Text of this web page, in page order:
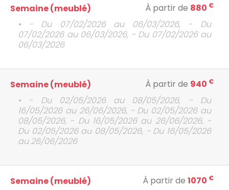
Semaine (meublé) À partir de 880 €
• - Du 07/02/2026 au 06/03/2026, - Du
07/02/2026 au 06/03/2026, - Du 07/02/2026 au
06/03/2026
Semaine (meublé) À partir de 940 €
• - Du 02/05/2026 au 08/05/2026, - Du
16/05/2026 au 26/06/2026, - Du 02/05/2026 au
08/05/2026, - Du 16/05/2026 au 26/06/2026, -
Du 02/05/2026 au 08/05/2026, - Du 16/05/2026
au 26/06/2026
Semaine (meublé) À partir de 1070 €